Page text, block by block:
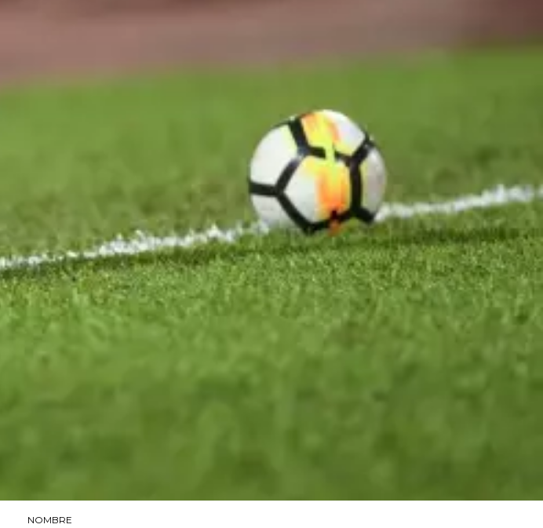
NOMBRE